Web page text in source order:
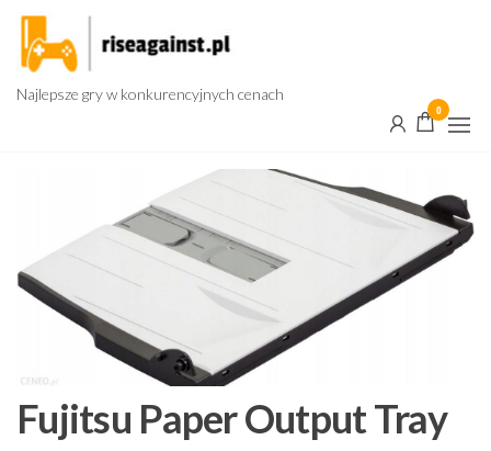
Przejdź
treści
Najlepsze gry w konkurencyjnych cenach
0
Fujitsu Paper Output Tray